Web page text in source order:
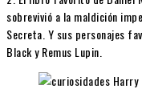
sobrevivió a la maldición
Secreta. Y sus personajes
Black y Remus Lupin.